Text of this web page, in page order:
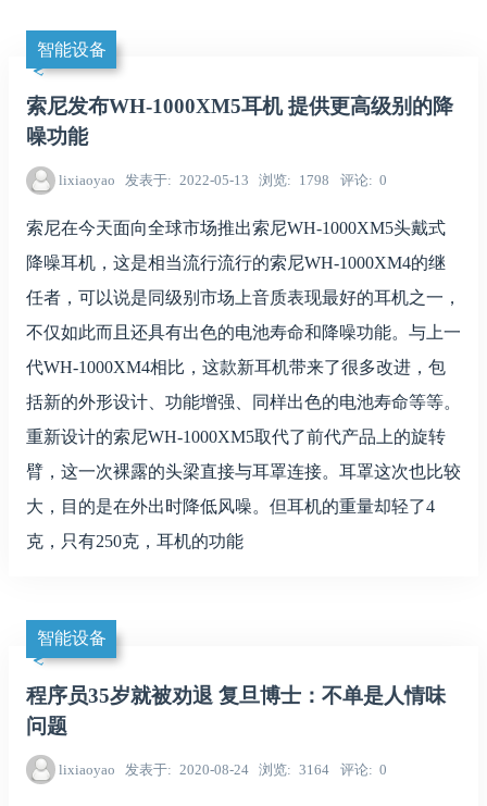
智能设备
索尼发布WH-1000XM5耳机 提供更高级别的降
噪功能
lixiaoyao 发表于 2022-05-13 浏览 1798 评论 0
索尼在今天面向全球市场推出索尼WH-1000XM5头戴式
降噪耳机，这是相当流行流行的索尼WH-1000XM4的继
任者，可以说是同级别市场上音质表现最好的耳机之一，
不仅如此而且还具有出色的电池寿命和降噪功能。与上一
代WH-1000XM4相比，这款新耳机带来了很多改进，包
括新的外形设计、功能增强、同样出色的电池寿命等等。
重新设计的索尼WH-1000XM5取代了前代产品上的旋转
臂，这一次裸露的头梁直接与耳罩连接。耳罩这次也比较
大，目的是在外出时降低风噪。但耳机的重量却轻了4
克，只有250克，耳机的功能
智能设备
程序员35岁就被劝退 复旦博士：不单是人情味
问题
lixiaoyao 发表于 2020-08-24 浏览 3164 评论 0